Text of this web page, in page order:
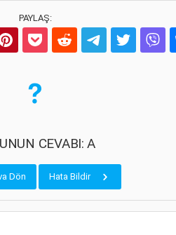
PAYLAŞ:
CEVABI: A
Dön Hata Bildir